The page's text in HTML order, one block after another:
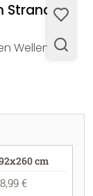
Strand -
Wellen des
cm
€